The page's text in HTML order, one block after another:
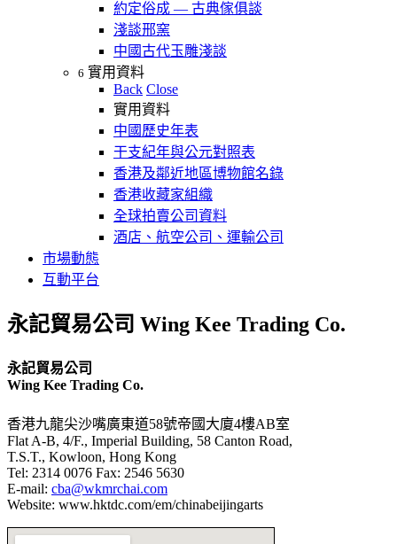
約定俗成 — 古典傢俱談
淺談邢窯
中國古代玉雕淺談
6 實用資料
Back Close
實用資料
中國歷史年表
干支紀年與公元對照表
香港及鄰近地區博物館名錄
香港收藏家組織
全球拍賣公司資料
酒店、航空公司、運輸公司
市場動態
互動平台
永記貿易公司 Wing Kee Trading Co.
永記貿易公司
Wing Kee Trading Co.
香港九龍尖沙嘴廣東道58號帝國大廈4樓AB室
Flat A-B, 4/F., Imperial Building, 58 Canton Road,
T.S.T., Kowloon, Hong Kong
Tel: 2314 0076 Fax: 2546 5630
E-mail: cba@wkmrchai.com
Website: www.hktdc.com/em/chinabeijingarts